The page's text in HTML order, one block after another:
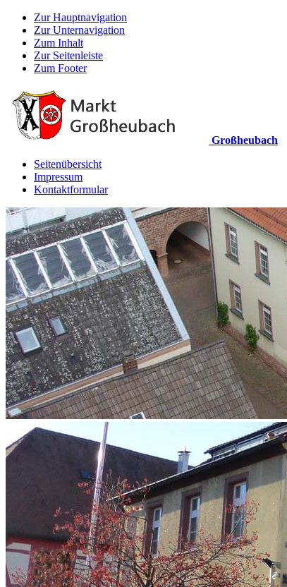
Zur Hauptnavigation
Zur Unternavigation
Zum Inhalt
Zur Seitenleiste
Zum Footer
Großheubach
Seitenübersicht
Impressum
Kontaktformular